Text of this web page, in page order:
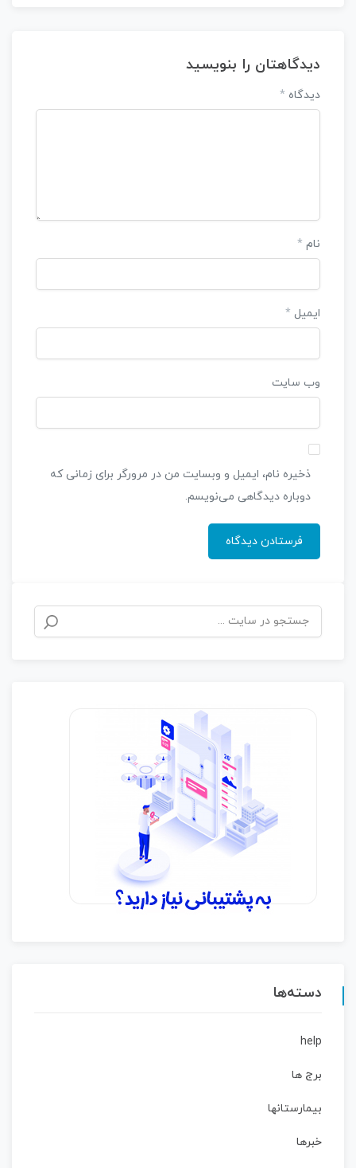
دیدگاهتان را بنویسید
دیدگاه *
نام *
ایمیل *
وب‌ سایت
ذخیره نام، ایمیل و وبسایت من در مرورگر برای زمانی که
دوباره دیدگاهی می‌نویسم.
دسته‌ها
help
برج ها
بیمارستانها
خبرها